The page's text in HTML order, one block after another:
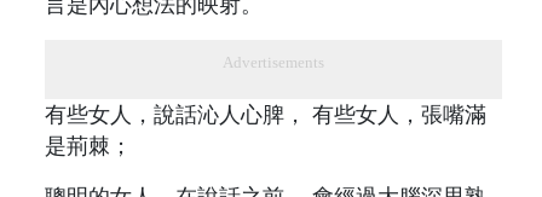
Advertisements
有些女人，說話沁人心脾， 有些女人，張嘴滿
是荊棘；